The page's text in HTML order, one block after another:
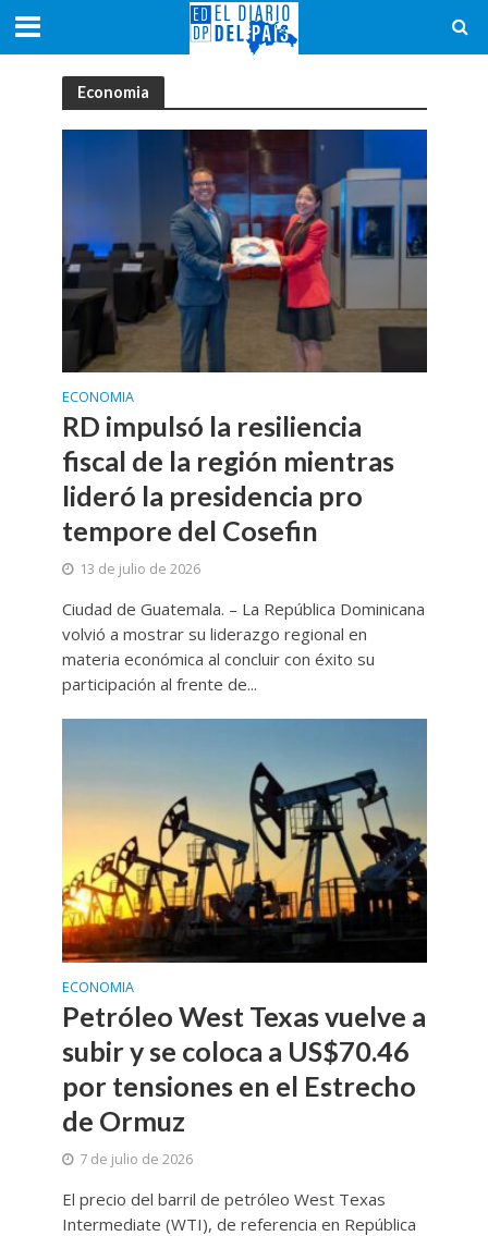
Economia
ECONOMIA
RD impulsó la resiliencia
fiscal de la región mientras
lideró la presidencia pro
tempore del Cosefin
13 de julio de 2026
Ciudad de Guatemala. – La República Dominicana
volvió a mostrar su liderazgo regional en
materia económica al concluir con éxito su
participación al frente de...
ECONOMIA
Petróleo West Texas vuelve a
subir y se coloca a US$70.46
por tensiones en el Estrecho
de Ormuz
7 de julio de 2026
El precio del barril de petróleo West Texas
Intermediate (WTI), de referencia en República